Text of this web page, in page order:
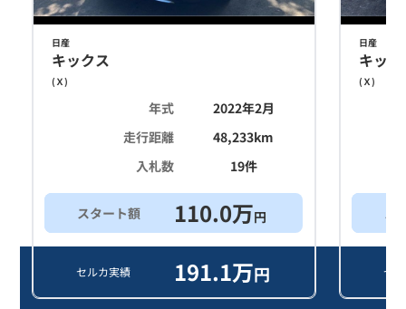
日産
キックス
( Ｘ)
年式
2022年2月
走行距離
48,233km
入札数
19件
スタート額 110.0万円
セルカ実績 191.1万円
日産
キッ
( Ｘ)
ス
セ